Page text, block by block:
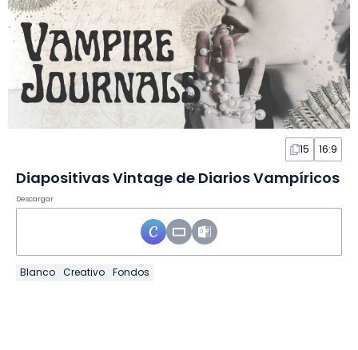
15 16:9
Diapositivas Vintage de Diarios Vampíricos
Descargar
Blanco Creativo Fondos